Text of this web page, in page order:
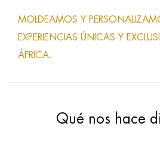
MOLDEAMOS Y
EXPERIENCIAS ÚNICAS Y
ÁFRICA.
Qué nos hace